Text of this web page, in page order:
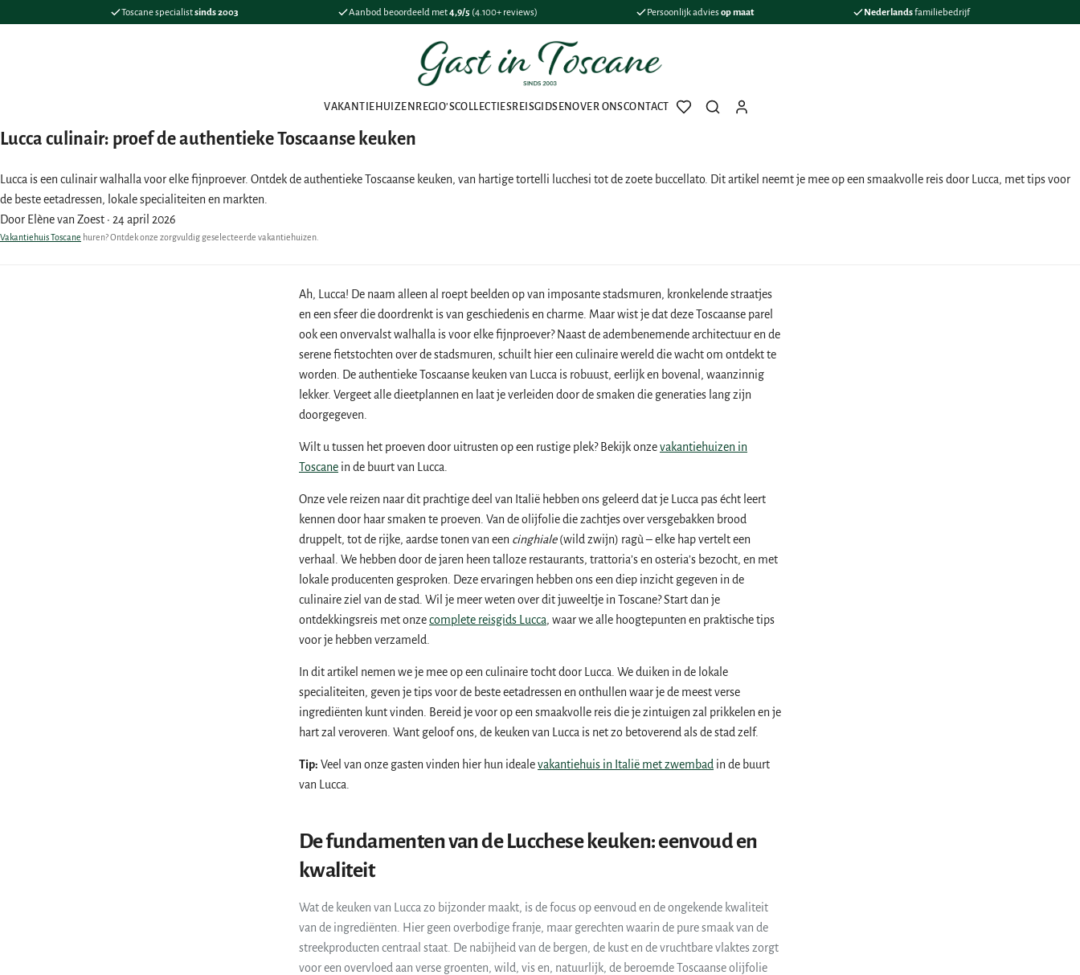
Toscane specialistsinds 2003 Aanbod beoordeeld met4,9/5(4.100+ reviews) Persoonlijk adviesop maat Nederlandsfamiliebedrijf
VAKANTIEHUIZEN REGIO'SCOLLECTIESREISGIDSENOVER ONSCONTACT
FavorietenZoekenMijn Boeking
Lucca culinair: proef de authentieke Toscaanse keuken
Lucca is een culinair walhalla voor elke fijnproever. Ontdek de authentieke Toscaanse keuken, van hartige tortelli lucchesi tot de zoete buccellato. Dit artikel neemt je mee op een smaakvolle reis door Lucca, met tips voor
de beste eetadressen, lokale specialiteiten en markten.
Door Elène van Zoest · 24 april 2026
Vakantiehuis Toscane huren? Ontdek onze zorgvuldig geselecteerde vakantiehuizen.
Ah, Lucca! De naam alleen al roept beelden op van imposante stadsmuren, kronkelende straatjes
en een sfeer die doordrenkt is van geschiedenis en charme. Maar wist je dat deze Toscaanse parel
ook een onvervalst walhalla is voor elke fijnproever? Naast de adembenemende architectuur en de
serene fietstochten over de stadsmuren, schuilt hier een culinaire wereld die wacht om ontdekt te
worden. De authentieke Toscaanse keuken van Lucca is robuust, eerlijk en bovenal, waanzinnig
lekker. Vergeet alle dieetplannen en laat je verleiden door de smaken die generaties lang zijn
doorgegeven.
Wilt u tussen het proeven door uitrusten op een rustige plek? Bekijk onzevakantiehuizen in
Toscane in de buurt van Lucca.
Onze vele reizen naar dit prachtige deel van Italië hebben ons geleerd dat je Lucca pas écht leert
kennen door haar smaken te proeven. Van de olijfolie die zachtjes over versgebakken brood
druppelt, tot de rijke, aardse tonen van een cinghiale(wild zwijn) ragù – elke hap vertelt een
verhaal. We hebben door de jaren heen talloze restaurants, trattoria’s en osteria’s bezocht, en met
lokale producenten gesproken. Deze ervaringen hebben ons een diep inzicht gegeven in de
culinaire ziel van de stad. Wil je meer weten over dit juweeltje in Toscane? Start dan je
ontdekkingsreis met onzecomplete reisgids Lucca, waar we alle hoogtepunten en praktische tips
voor je hebben verzameld.
In dit artikel nemen we je mee op een culinaire tocht door Lucca. We duiken in de lokale
specialiteiten, geven je tips voor de beste eetadressen en onthullen waar je de meest verse
ingrediënten kunt vinden. Bereid je voor op een smaakvolle reis die je zintuigen zal prikkelen en je
hart zal veroveren. Want geloof ons, de keuken van Lucca is net zo betoverend als de stad zelf.
Tip: Veel van onze gasten vinden hier hun idealevakantiehuis in Italië met zwembad in de buurt
van Lucca.
De fundamenten van de Lucchese keuken: eenvoud en
kwaliteit
Wat de keuken van Lucca zo bijzonder maakt, is de focus op eenvoud en de ongekende kwaliteit
van de ingrediënten. Hier geen overbodige franje, maar gerechten waarin de pure smaak van de
streekproducten centraal staat. De nabijheid van de bergen, de kust en de vruchtbare vlaktes zorgt
voor een overvloed aan verse groenten, wild, vis en, natuurlijk, de beroemde Toscaanse olijfolie